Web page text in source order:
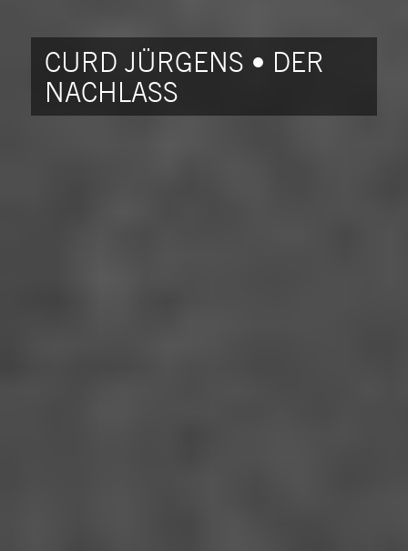
CURD JÜRGENS • DER
NACHLASS